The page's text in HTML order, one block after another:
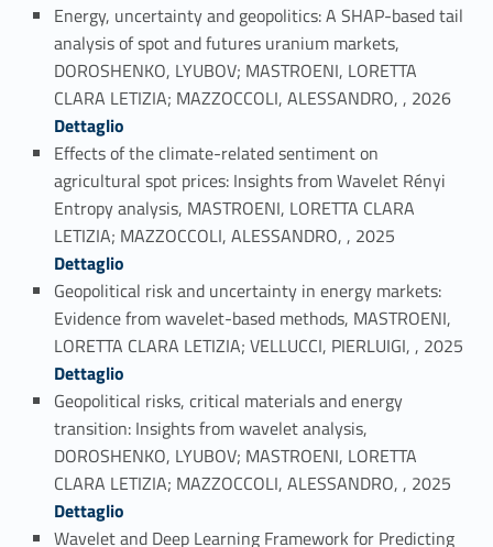
Energy, uncertainty and geopolitics: A SHAP-based tail
analysis of spot and futures uranium markets,
DOROSHENKO, LYUBOV; MASTROENI, LORETTA
CLARA LETIZIA; MAZZOCCOLI, ALESSANDRO, , 2026
Dettaglio
Effects of the climate-related sentiment on
agricultural spot prices: Insights from Wavelet Rényi
Entropy analysis, MASTROENI, LORETTA CLARA
LETIZIA; MAZZOCCOLI, ALESSANDRO, , 2025
Dettaglio
Geopolitical risk and uncertainty in energy markets:
Evidence from wavelet-based methods, MASTROENI,
LORETTA CLARA LETIZIA; VELLUCCI, PIERLUIGI, , 2025
Dettaglio
Geopolitical risks, critical materials and energy
transition: Insights from wavelet analysis,
DOROSHENKO, LYUBOV; MASTROENI, LORETTA
CLARA LETIZIA; MAZZOCCOLI, ALESSANDRO, , 2025
Dettaglio
Wavelet and Deep Learning Framework for Predicting